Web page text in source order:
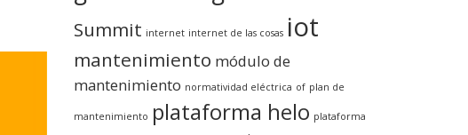
Summit internet internet de las cosas iot
mantenimiento módulo de
mantenimiento normatividad eléctrica of plan de
mantenimiento plataforma helo plataforma